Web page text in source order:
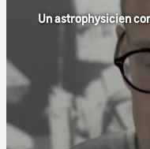
Un astrophysicien